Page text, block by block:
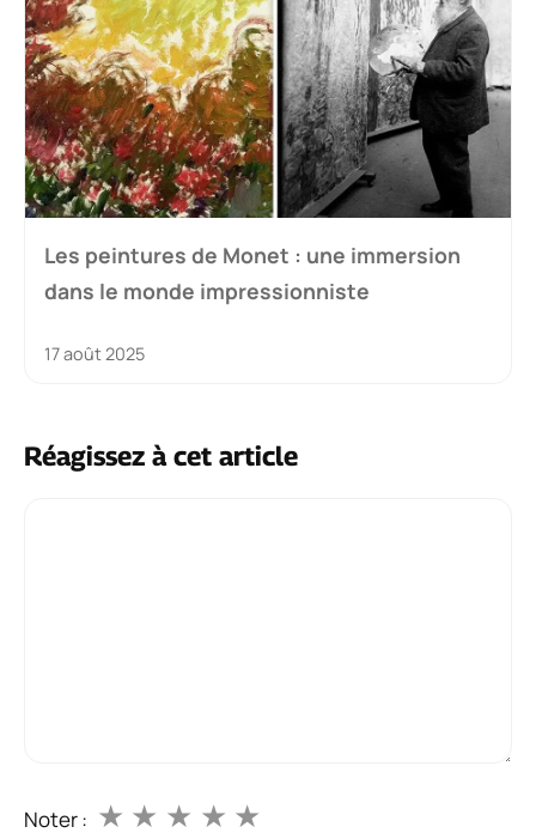
Les peintures de Monet : une immersion
dans le monde impressionniste
17 août 2025
Réagissez à cet article
Noter : ★
★
★
★
★